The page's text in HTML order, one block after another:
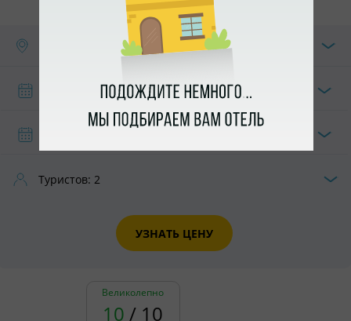
Туристов: 2
УЗНАТЬ ЦЕНУ
Великолепно
10 / 10